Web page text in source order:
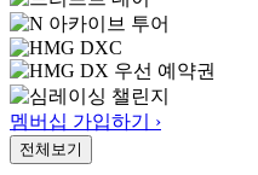
멤버십 가입하기 ›
전체보기